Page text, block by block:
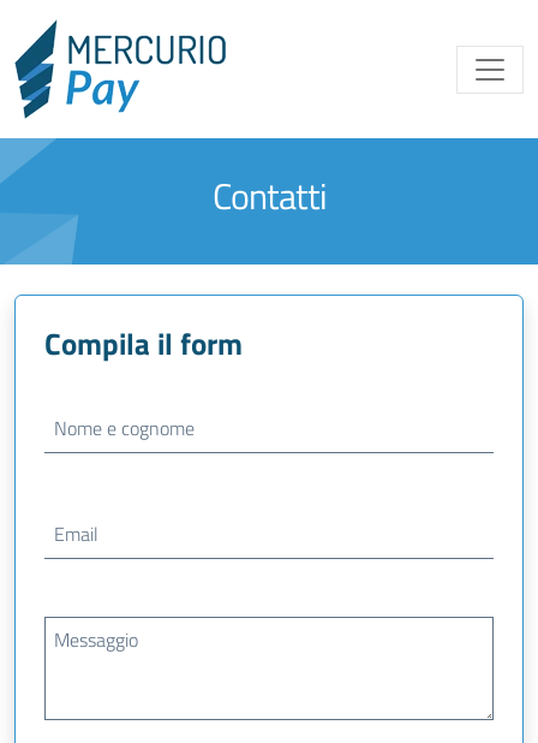
Contatti
Compila il form
Nome e cognome
Email
Messaggio